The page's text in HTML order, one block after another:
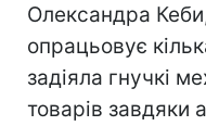
Олександра
опрацьовує
задіяла гнучкі
товарів завдяки